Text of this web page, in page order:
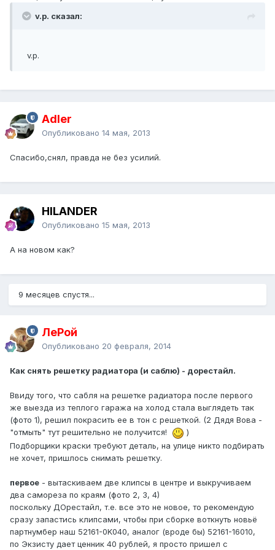
v.p. сказал:
v.p.
Adler
Опубликовано 14 мая, 2013
Спасибо,снял, правда не без усилий.
HILANDER
Опубликовано 15 мая, 2013
А на новом как?
9 месяцев спустя...
ЛеРой
Опубликовано 20 февраля, 2014
Как снять решетку радиатора (и саблю) - дорестайл.
Ввиду того, что сабля на решетке радиатора после первого
же выезда из теплого гаража на холод стала выглядеть так
(фото 1), решил покрасить ее в тон с решеткой. (2 Дядя Вова -
"отмыть" тут решительно не получится!
)
Подборщики краски требуют деталь, на улице никто подбирать
не хочет, пришлось снимать решетку.
первое - вытаскиваем две клипсы в центре и выкручиваем
два самореза по краям (фото 2, 3, 4)
поскольку ДОрестайл, т.е. все это не новое, то рекомендую
сразу запастись клипсами, чтобы при сборке воткнуть новьё
партнумбер наш 52161-0K040, аналог (вроде бы) 52161-16010,
по Экзисту дает ценник 40 рублей, я просто пришел с